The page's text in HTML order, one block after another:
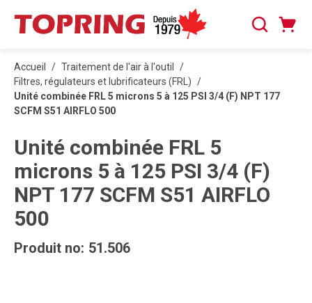
PASSER AU CONTENU PRINCIPAL
Recherche
Accueil / Traitement de l'air à l'outil
/
Filtres, régulateurs et lubrificateurs (FRL) /
Unité combinée FRL 5 microns 5 à 125 PSI 3/4 (F) NPT 177
SCFM S51 AIRFLO 500
Unité combinée FRL 5
microns 5 à 125 PSI 3/4 (F)
NPT 177 SCFM S51 AIRFLO
500
Produit no: 51.506